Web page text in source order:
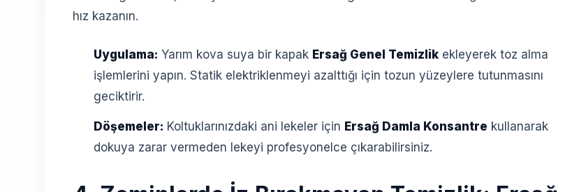
hız kazanın.
Uygulama: Yarım kova suya bir kapak Ersağ Genel Temizlikekleyerek toz alma
işlemlerini yapın. Statik elektriklenmeyi azalttığı için tozun yüzeylere tutunmasını
geciktirir.
Döşemeler: Koltuklarınızdaki ani lekeler için Ersağ Damla Konsantre kullanarak
dokuya zarar vermeden lekeyi profesyonelce çıkarabilirsiniz.